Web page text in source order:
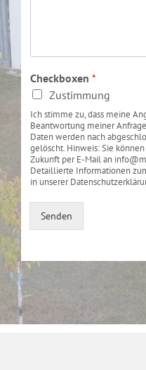
Checkboxen *
Zustimmung
Ich stimme zu, dass meine
Beantwortung meiner
Daten werden nach
gelöscht. Hinweis: Sie
Zukunft per E-Mail an
Detaillierte Informationen
in unserer
Senden